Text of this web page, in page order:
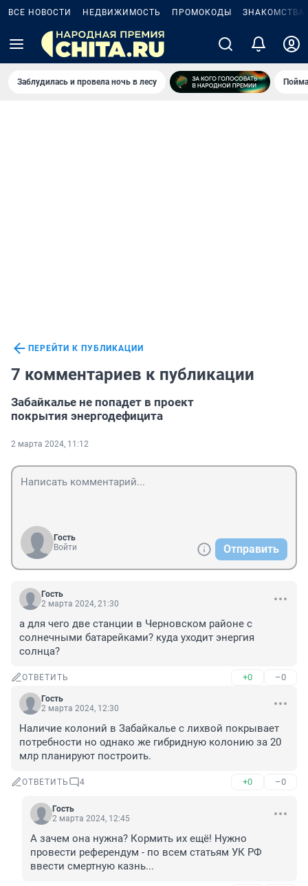
ВСЕ НОВОСТИ НЕДВИЖИМОСТЬ ПРОМОКОДЫ ЗНАКОМСТВА
Заблудилась и провела ночь в лесу
ПЕРЕЙТИ К ПУБЛИКАЦИИ
7 комментариев к публикации
Забайкалье не попадет в проект
покрытия энергодефицита
2 марта 2024, 11:12
Гость
Войти
Отправить
Гость
2 марта 2024, 21:30
а для чего две станции в Черновском районе с
солнечными батарейками? куда уходит энергия
солнца?
ОТВЕТИТЬ +0 –0
Гость
2 марта 2024, 12:30
Наличие колоний в Забайкалье с лихвой покрывает
потребности но однако же гибридную колонию за 20
млр планируют построить.
ОТВЕТИТЬ 4 +0 –0
Гость
2 марта 2024, 12:45
А зачем она нужна? Кормить их ещё! Нужно
провести референдум - по всем статьям УК РФ
ввести смертную казнь...